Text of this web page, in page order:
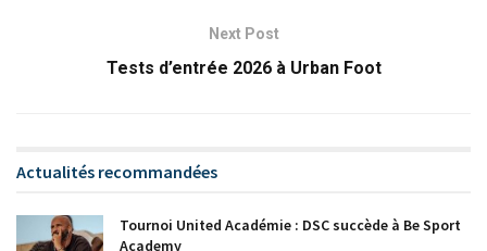
Next Post
Tests d’entrée 2026 à Urban Foot
Actualités recommandées
Tournoi United Académie : DSC succède à Be Sport
Academy